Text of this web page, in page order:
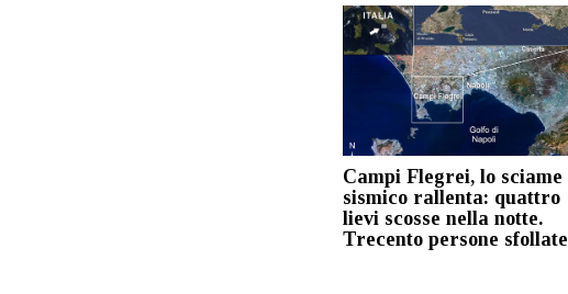
Campi Flegrei, lo sciame
sismico rallenta: quattro
lievi scosse nella notte.
Trecento persone sfollate